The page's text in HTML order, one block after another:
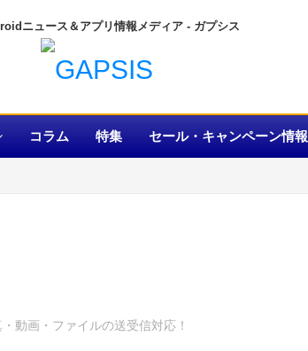
ニュース＆アプリ情報メディア
コラム 特集 セール・キャンペーン情報
動画・ファイルの送受信対応！